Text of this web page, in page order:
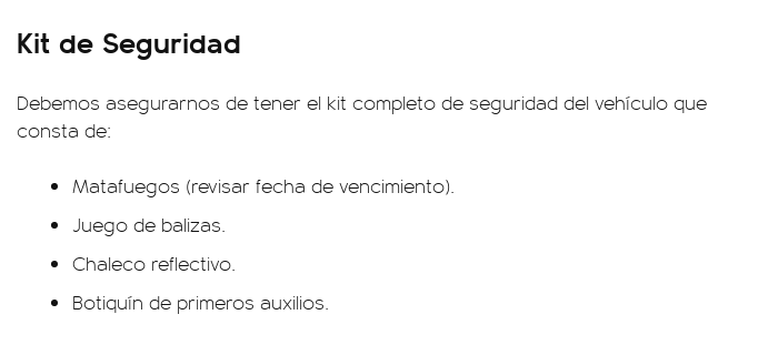
Kit de Seguridad
Debemos asegurarnos de tener el kit completo de seguridad del vehículo que
consta de:
Matafuegos (revisar fecha de vencimiento).
Juego de balizas.
Chaleco reflectivo.
Botiquín de primeros auxilios.